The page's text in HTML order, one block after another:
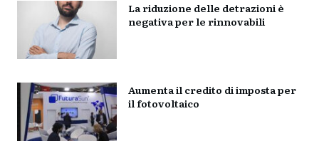
La riduzione delle detrazioni è
negativa per le rinnovabili
Aumenta il credito di imposta per
il fotovoltaico